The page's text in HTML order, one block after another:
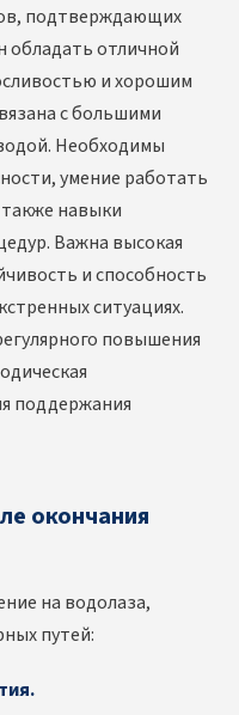
подтверждающих
отличной
и хорошим
с большими
Необходимы
умение работать
навыки
Важна высокая
и способность
ситуациях.
повышения
поддержания
окончания
на водолаза,
путей: